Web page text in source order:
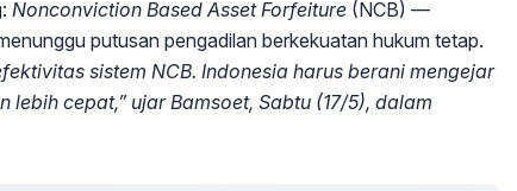
Nonconviction Based Asset Forfeiture (NCB) —
putusan pengadilan berkekuatan hukum tetap.
sistem NCB. Indonesia harus berani mengejar
cepat,” ujar Bamsoet, Sabtu (17/5), dalam